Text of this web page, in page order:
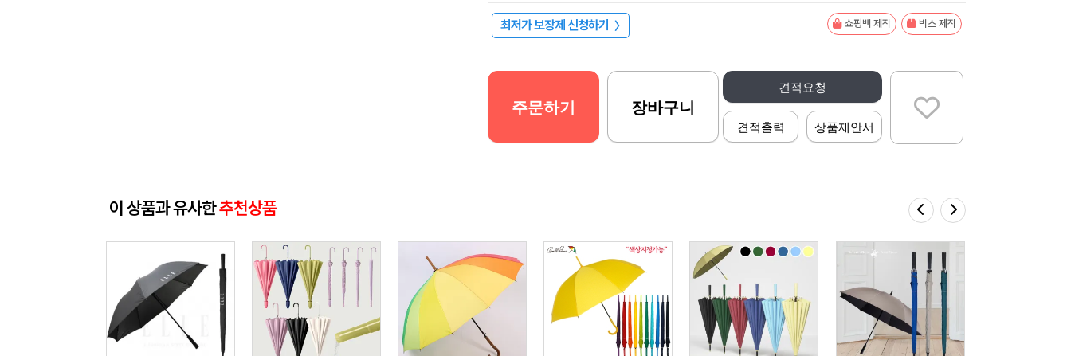
최저가 보장제 신청하기 〉 쇼핑백 제작 박스 제작
견적요청
견적출력 상품제안서
주문하기 장바구니
이 상품과 유사한추천상품